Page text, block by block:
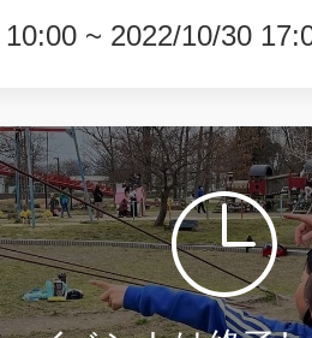
~ 2022/10/30
相模原
渋谷区